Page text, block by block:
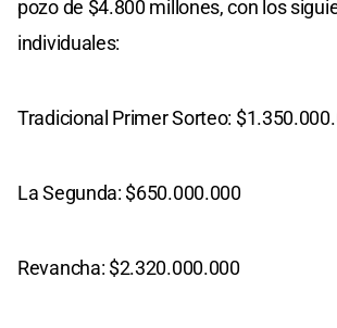
pozo de $4.800 millones, con los
individuales:
Tradicional Primer Sorteo:
La Segunda: $650.000.000
Revancha: $2.320.000.000